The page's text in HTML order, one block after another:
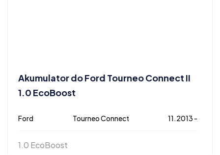
Akumulator do Ford Tourneo Connect II
1.0 EcoBoost
Ford Tourneo Connect 11.2013 -
1.0 EcoBoost